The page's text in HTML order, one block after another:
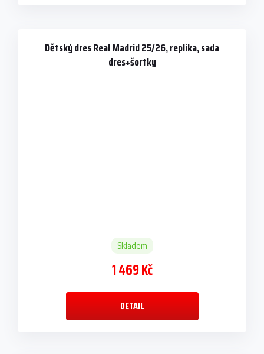
Dětský dres Real Madrid 25/26, replika, sada
dres+šortky
Skladem
1 469 Kč
DETAIL